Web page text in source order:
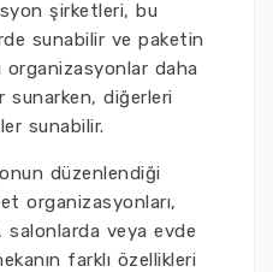
şirketleri, bu
sunabilir ve paketin
organizasyonlar daha
sunarken, diğerleri
sunabilir.
düzenlendiği
organizasyonları,
veya evde
farklı özellikleri